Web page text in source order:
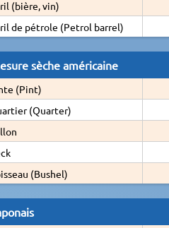
(bière, vin)
de pétrole (Petrol barrel)
sèche américaine
(Pint)
(Quarter)
(Bushel)